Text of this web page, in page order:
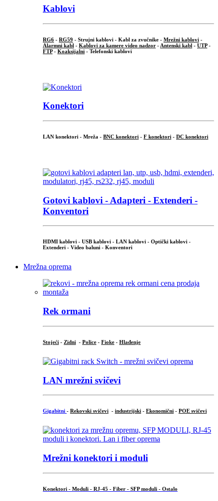
Kablovi
RG6 - RG59 - Strujni kablovi - Kabl za zvučnike - Mrežni kablovi -
Alarmni kabl - Kablovi za kamere video nadzor - Antenski kabl - UTP-
FTP- Koaksijalni - Telefonski kablovi
Konektori
LAN konektori - Mreža - BNC konektori - F konektori - DC konektori
Gotovi kablovi - Adapteri - Extenderi -
Konventori
HDMI kablovi - USB kablovi - LAN kablovi - Optički kablovi -
Extenderi - Video baluni - Konventori
Mrežna oprema
Rek ormani
Stojeći - Zidni - Police - Fioke - Hlađenje
LAN mrežni svičevi
Gigabitni - Rekovski svičevi - industrijski - Ekonomični - POE svičevi
Mrežni konektori i moduli
Konektori - Moduli - RJ-45 - Fiber - SFP moduli - Ostalo